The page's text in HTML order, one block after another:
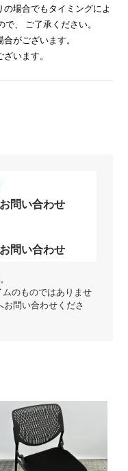
場合でもタイミングによ
、 ご了承ください。
がございます。
います。
お問い合わせ
お問い合わせ
のものではありませ
お問い合わせくださ